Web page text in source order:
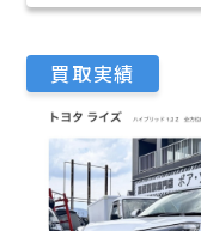
買取実績